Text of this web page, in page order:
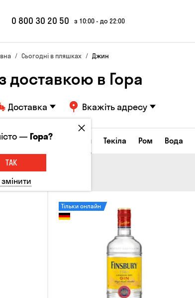
0 800 30 20 50 з 10:00 - до 22:00
Сьогодні в пляшках Джин
доставкою в Гора
Доставка Вкажіть адресу
та бренді Джин Текіла Ром Вода
Тільки онлайн
—Гора?
ТАК
змінити